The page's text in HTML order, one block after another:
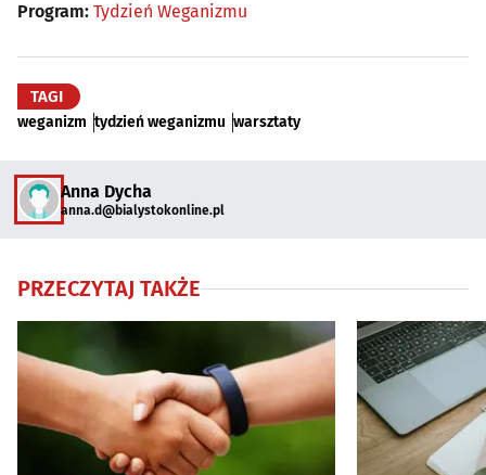
Program: Tydzień Weganizmu
TAGI
weganizm tydzień weganizmu warsztaty
Anna Dycha
anna.d@bialystokonline.pl
PRZECZYTAJ TAKŻE